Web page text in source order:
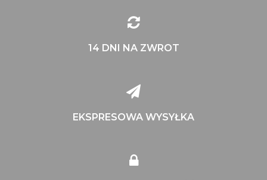
14 DNI NA ZWROT
EKSPRESOWA WYSYŁKA